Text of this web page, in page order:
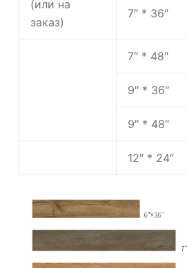
(или на
заказ)
7″ * 36″
7″ * 48″
9″ * 36″
9″ * 48″
12″ * 24″